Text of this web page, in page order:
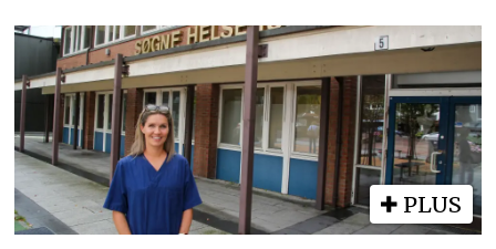
PLUS